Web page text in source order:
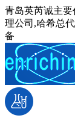
青岛英芮诚主要
理公司,哈希总
备